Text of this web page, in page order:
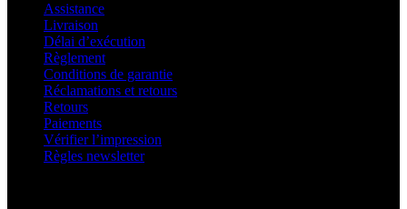
Assistance
Livraison
Délai d’exécution
Règlement
Conditions de garantie
Réclamations et retours
Retours
Paiements
Vérifier l’impression
Règles newsletter